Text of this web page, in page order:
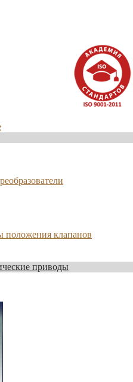
положения клапанов
приводы